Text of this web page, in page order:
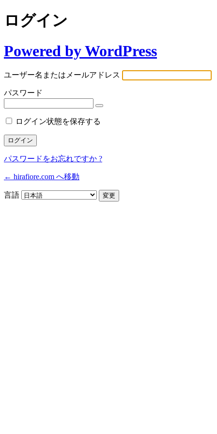
ログイン
Powered by WordPress
ユーザー名またはメールアドレス
パスワード
ログイン状態を保存する
パスワードをお忘れですか ?
← hirafiore.com へ移動
言語